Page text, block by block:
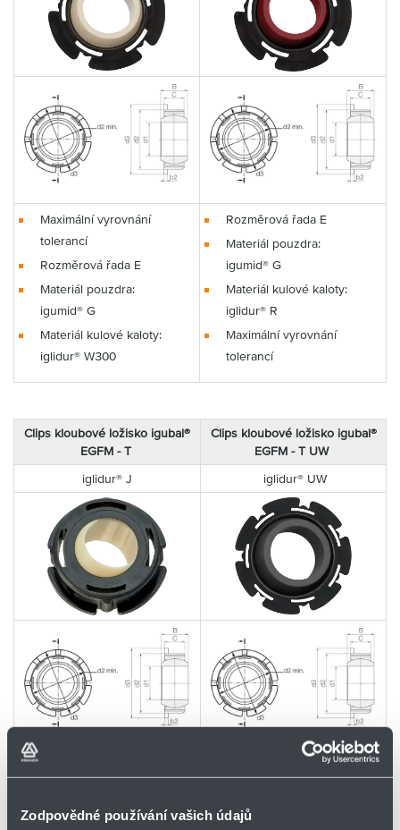
Zodpovědné používání vašich údajů
Maximální vyrovnání
tolerancí
Rozměrová řada E
Materiál pouzdra:
igumid® G
Materiál kulové kaloty:
iglidur® W300
Rozměrová řada E
Materiál pouzdra:
igumid® G
Materiál kulové kaloty:
iglidur® R
Maximální vyrovnání
tolerancí
Clips kloubové ložisko igubal®
EGFM - T
Clips kloubové ložisko igubal®
EGFM - T UW
iglidur® J
iglidur® UW
Rozměrová řada E
Maximální vyrovnání
Rozměrová řada E